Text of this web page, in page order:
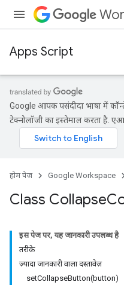
Apps Script
Google आपकी पसंदीदा भाषा में
टेक्नोलॉजी का इस्तेमाल करता है.
होम पेज Google Workspace
Class Collapse
इस पेज पर, यह जानकारी उपलब्ध है
तरीके
ज़्यादा जानकारी वाला दस्तावेज़
setCollapseButton(button)